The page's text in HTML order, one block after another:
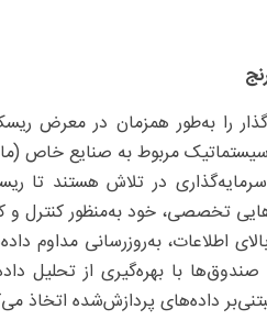
را به‌طور همزمان در
مربوط به صنایع خاص
در تلاش هستند تا
تخصصی، خود به‌منظور
اطلاعات، به‌روزرسانی مداوم
با بهره‌گیری از تحلیل
داده‌های پردازش‌شده اتخاذ